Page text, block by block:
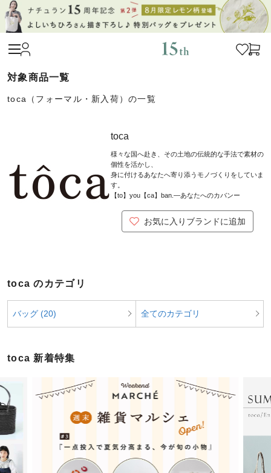
toca（フォーマル・新入荷）の一覧
toca
様々な国へ赴き、その土地の伝統的な手法で素材の
個性を活かし、
身に付けるあなたへ寄り添うモノづくりをしていま
す。
【to】you【ca】ban.―あなたへのカバンー
お気に入りブランドに追加
toca のカテゴリ
バッグ (20) 全てのカテゴリ
toca 新着特集